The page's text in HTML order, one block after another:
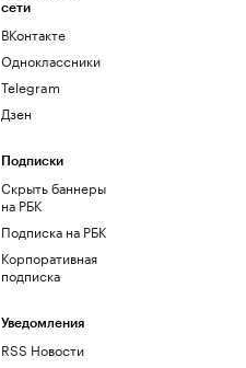
сети
ВКонтакте
Одноклассники
Telegram
Дзен
Подписки
Скрыть баннеры
на РБК
Подписка на РБК
Корпоративная
подписка
Уведомления
RSS Новости